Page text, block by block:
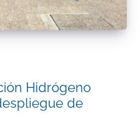
Hidrógeno
de